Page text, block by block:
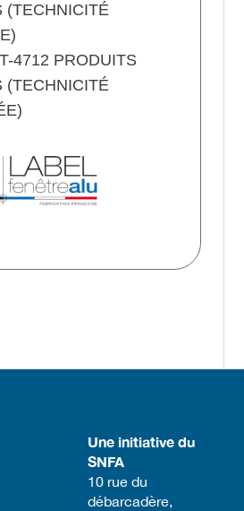
(TECHNICITÉ
4712 PRODUITS
(TECHNICITÉ
Une initiative du
SNFA
​10 rue du
débarcadère,